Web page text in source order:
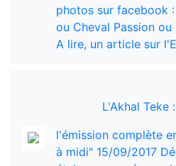
photos sur facebook
ou Cheval Passion
A lire, un article
L'Akhal Teke
l'émission complète
à midi" 15/09/2017